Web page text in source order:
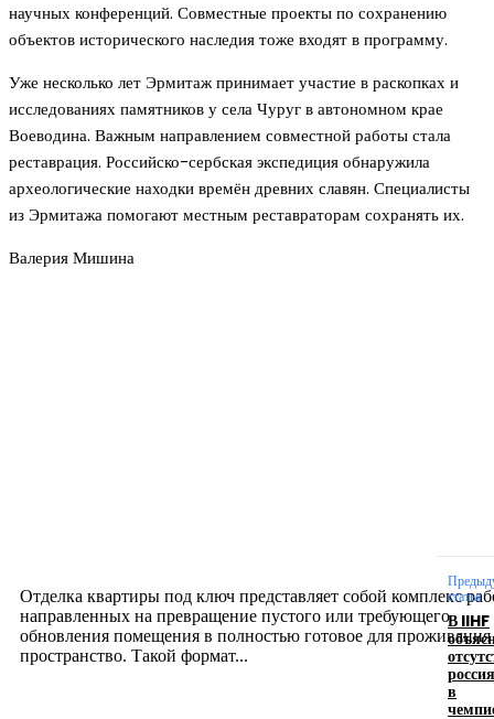
научных конференций. Совместные проекты по сохранению
объектов исторического наследия тоже входят в программу.
Уже несколько лет Эрмитаж принимает участие в раскопках и
исследованиях памятников у села Чуруг в автономном крае
Воеводина. Важным направлением совместной работы стала
реставрация. Российско-сербская экспедиция обнаружила
археологические находки времён древних славян. Специалисты
из Эрмитажа помогают местным реставраторам сохранять их.
Валерия Мишина
Отделка квартиры под ключ представляет собой комплекс
направленных на превращение пустого или требующего
обновления помещения в полностью готовое для проживания
пространство. Такой формат...
статья
В IIHF
в